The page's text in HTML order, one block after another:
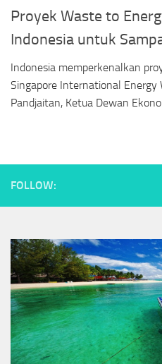
Proyek Waste to
Indonesia untuk
Indonesia memperkenalkan
Singapore International
Pandjaitan, Ketua Dewan
FOLLOW: